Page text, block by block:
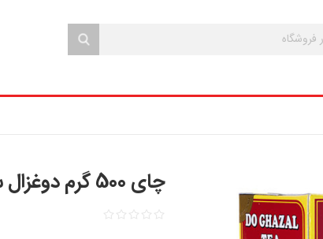
چای 500 گرم دوغزال ساده اصل